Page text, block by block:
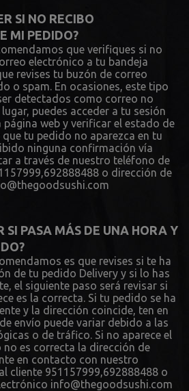
SI NO RECIBO
MI PEDIDO?
que verifiques si no
electrónico a tu bandeja
revises tu buzón de correo
o spam. En ocasiones, este tipo
detectados como correo no
puedes acceder a tu sesión
web y verificar el estado de
tu pedido no aparezca en tu
ninguna confirmación vía
a través de nuestro teléfono de
o dirección de
SI PASA MÁS DE UNA HORA Y
es que revises si te ha
de tu pedido Delivery y si lo has
el siguiente paso será revisar si
es la correcta. Si tu pedido se ha
y la dirección coincide, ten en
envío puede variar debido a las
o de tráfico. Si no aparece el
no es correcta la dirección de
en contacto con nuestro
cliente 951157999,692888488 o
info@thegoodsushi.com